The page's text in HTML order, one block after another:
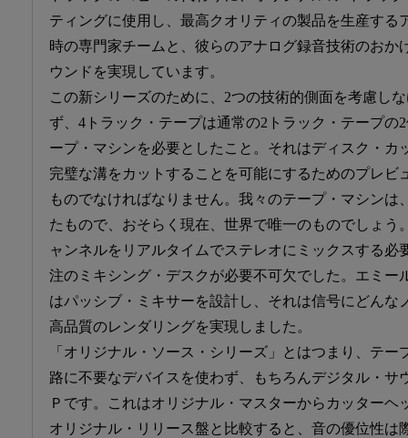
ティングに使用し、最高クオリティの製品を生産する
時の専門家チームと、彼らのアナログ録音技術のおか
ウンドを実現しています。
この新シリーズのために、2つの技術的側面を考慮し
ず、4トラック・テープは通常の2トラック・テープの
ープ・マシンを必要としたこと。それはディスク・カ
完璧な溝をカットすることを可能にするためのプレビ
ものでなければなりません。我々のテープ・マシンは
たもので、おそらく現在、世界で唯一のものでしょう
ャンネルをリアルタイムでステレオにミックスする必
注のミキシング・デスクが必要不可欠でした。エミー
はパッシブ・ミキサーを設計し、それは信号にどんな
高品質のレンダリングを実現しました。
「オリジナル・ソース・シリーズ」とはつまり、テ
路に不要なデバイスを使わず、もちろんデジタル・サ
Ｐです。これはオリジナル・マスターからカッターヘ
オリジナル・リリース盤と比較すると、音の優位性は